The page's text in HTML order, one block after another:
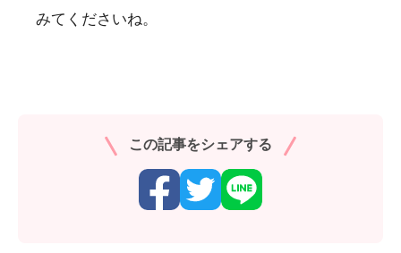
みてくださいね。
この記事をシェアする